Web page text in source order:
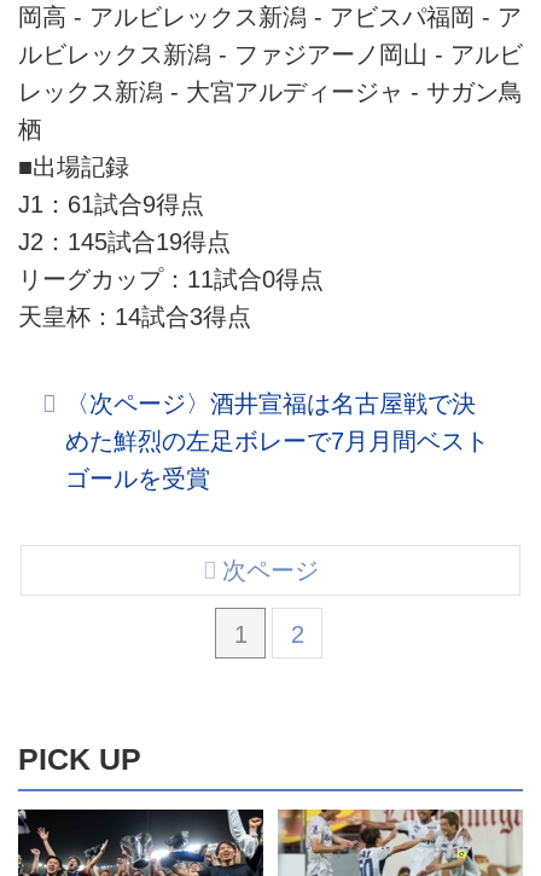
岡高 - アルビレックス新潟 - アビスパ福岡 - ア
ルビレックス新潟 - ファジアーノ岡山 - アルビ
レックス新潟 - 大宮アルディージャ - サガン鳥
栖
■出場記録
J1：61試合9得点
J2：145試合19得点
リーグカップ：11試合0得点
天皇杯：14試合3得点
〈次ページ〉酒井宣福は名古屋戦で決
めた鮮烈の左足ボレーで7月月間ベスト
ゴールを受賞
1 2
次ページ
PICK UP